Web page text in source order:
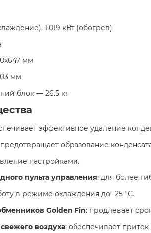
1.019 кВт (обогрев)
мм
мм
блок — 26.5 кг
эффективное удаление
образование
настройками.
пульта управления: для более
в режиме охлаждения до -25 °С.
Golden Fin: продлевает
воздуха: обеспечивает